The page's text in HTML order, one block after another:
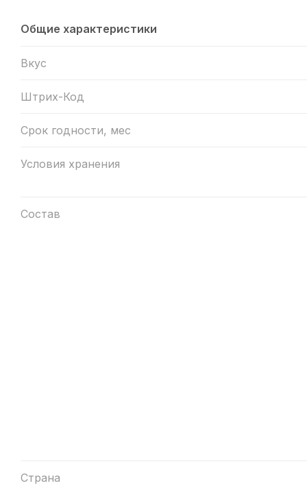
Общие характеристики
Вкус
Штрих-Код
Срок годности, мес
Условия хранения
Состав
Страна